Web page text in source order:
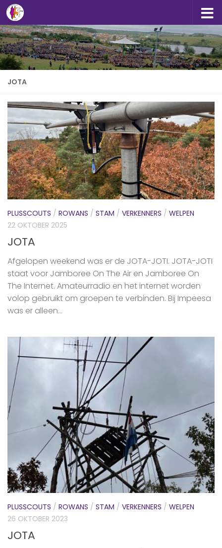
Doorgaan naar inhoud
JOTA
PLUSSCOUTS / ROWANS / STAM / VERKENNERS / WELPEN
22 OKTOBER 2025
JOTA
Afgelopen weekend was er de JOTA-JOTI. JOTA-JOTI
staat voor Jamboree On The Air en Jamboree On
The Internet. Amateurradio en het internet worden
volop gebruikt om groepen te verbinden. Bij Impeesa
was er alleen...
PLUSSCOUTS / ROWANS / STAM / VERKENNERS / WELPEN
26 OKTOBER 2023
JOTA